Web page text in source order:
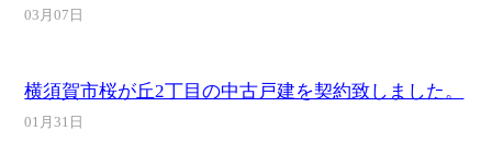
03月07日
横須賀市桜が丘2丁目の中古戸建を契約致しました。
01月31日